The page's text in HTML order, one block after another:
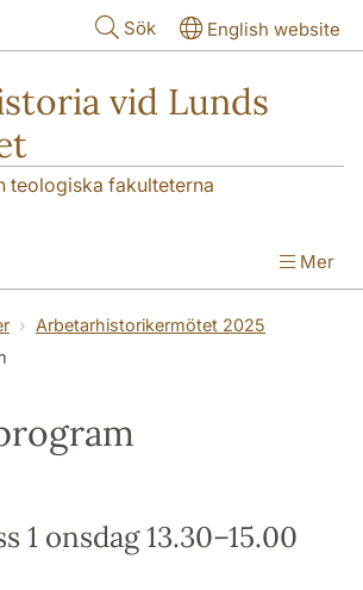
Sök English website
vid Lunds
teologiska fakulteterna
Mer
Arbetarhistorikermötet 2025
1 onsdag 13.30–15.00